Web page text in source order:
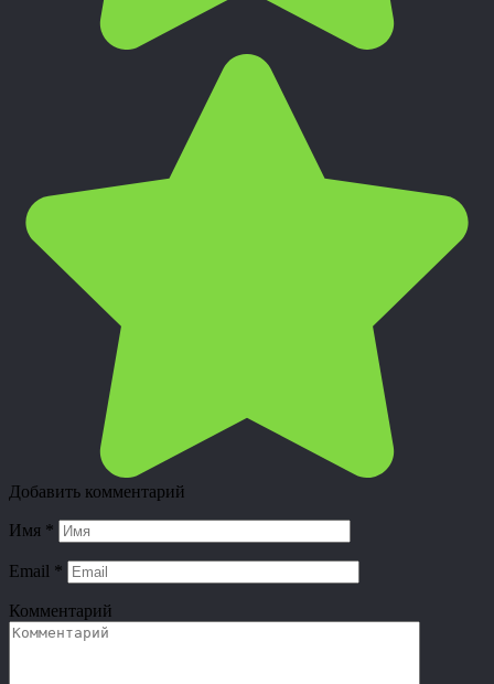
Добавить комментарий
Имя *
Email *
Комментарий